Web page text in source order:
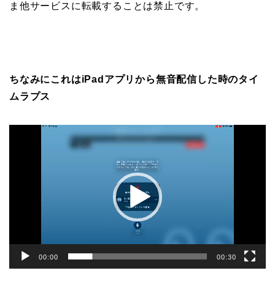
ま他サービスに転載することは禁止です。
ちなみにこれはiPadアプリから無音配信した時のタイ
ムラプス
00:00 00:30